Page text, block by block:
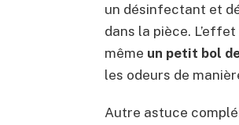
un désinfectant et
dans la pièce.
même un petit bol
les odeurs de
Autre astuce